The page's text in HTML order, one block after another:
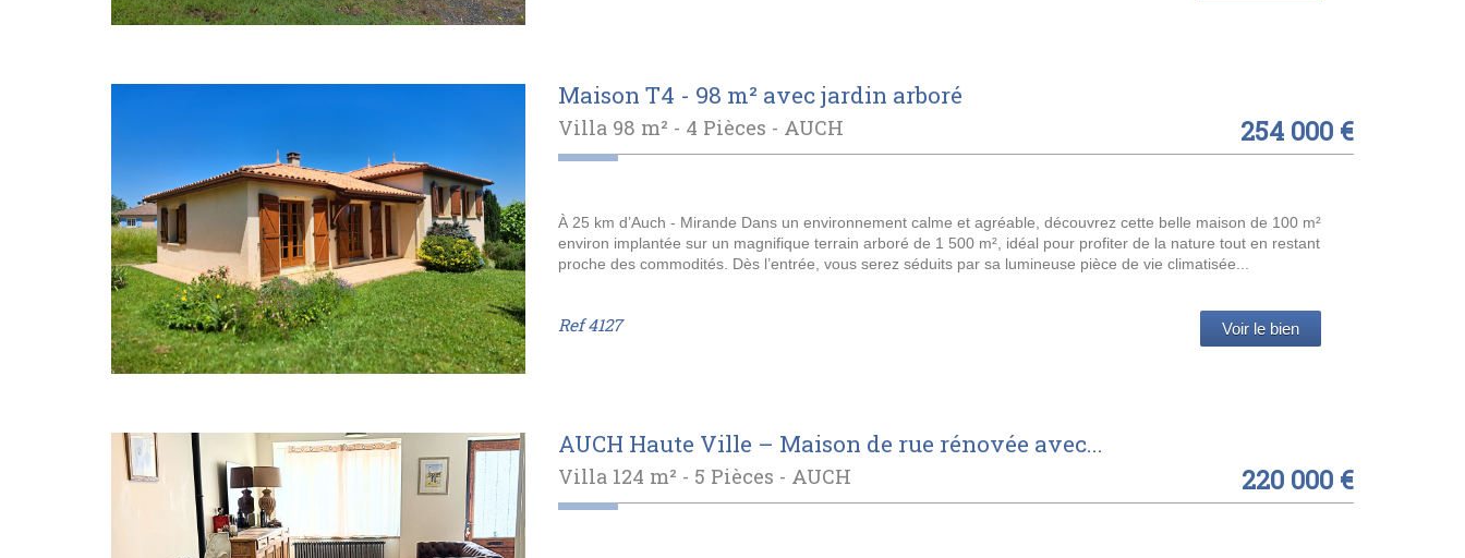
Maison T4 - 98 m² avec jardin arboré
Villa 98 m² - 4 Pièces - AUCH 254 000 €
À 25 km d’Auch - Mirande Dans un environnement calme et agréable, découvrez cette belle maison de 100 m²
environ implantée sur un magnifique terrain arboré de 1 500 m², idéal pour profiter de la nature tout en restant
proche des commodités. Dès l’entrée, vous serez séduits par sa lumineuse pièce de vie climatisée...
Ref4127 Voir le bien
AUCH Haute Ville – Maison de rue rénovée avec...
Villa 124 m² - 5 Pièces - AUCH 220 000 €